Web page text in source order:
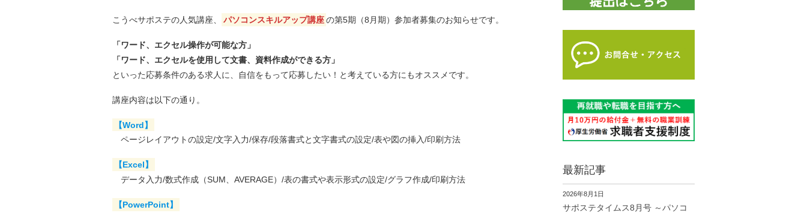
こうべサポステの人気講座、 パソコンスキルアップ講座 の第5期（8月期）参加者募集のお知らせです。
「ワード、エクセル操作が可能な方」
「ワード、エクセルを使用して文書、資料作成ができる方」
といった応募条件のある求人に、自信をもって応募したい！と考えている方にもオススメです。
講座内容は以下の通り。
【Word】
ページレイアウトの設定/文字入力/保存/段落書式と文字書式の設定/表や図の挿入/印刷方法
【Excel】
データ入力/数式作成（SUM、AVERAGE）/表の書式や表示形式の設定/グラフ作成/印刷方法
【PowerPoint】
最新記事
2026年8月1日
サポステタイムス8月号 ～パソコ